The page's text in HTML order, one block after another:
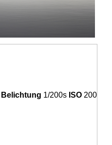
Belichtung 1/200s ISO 200